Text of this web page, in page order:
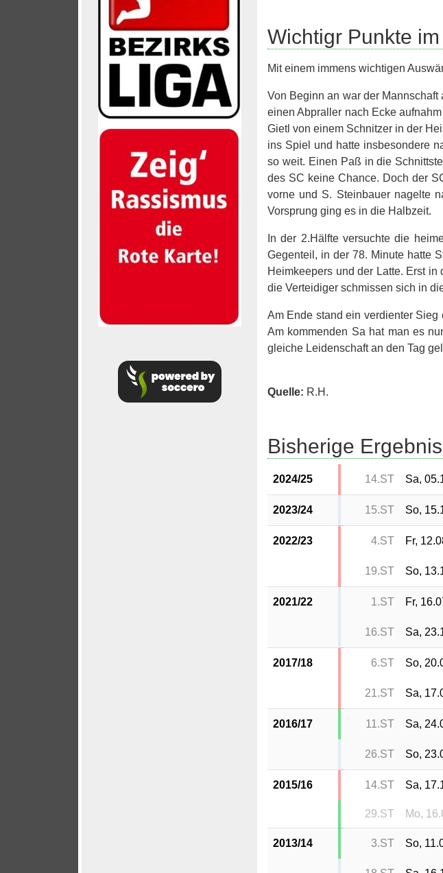
Wichtigr Punkte
Mit einem immens wichtigen
Von Beginn an war der
einen Abpraller nach Ecke
Gietl von einem Schnitzer in der
ins Spiel und hatte insbesondere
so weit. Einen Paß in die
des SC keine Chance. Doch der
vorne und S. Steinbauer nagelte
Vorsprung ging es in die Halbzeit.
In der 2.Hälfte versuchte die
Gegenteil, in der 78. Minute hatte
Heimkeepers und der Latte. Erst
die Verteidiger schmissen sich in
Am Ende stand ein verdienter
Am kommenden Sa hat man es
gleiche Leidenschaft an den Tag
Quelle: R.H.
Bisherige
2024/25 14.ST Sa,
2023/24 15.ST So,
2022/23 4.ST Fr,
19.ST So,
2021/22 1.ST Fr,
16.ST Sa,
2017/18 6.ST So,
21.ST Sa,
2016/17 11.ST Sa,
26.ST So,
2015/16 14.ST Sa,
29.ST Mo,
2013/14 3.ST So,